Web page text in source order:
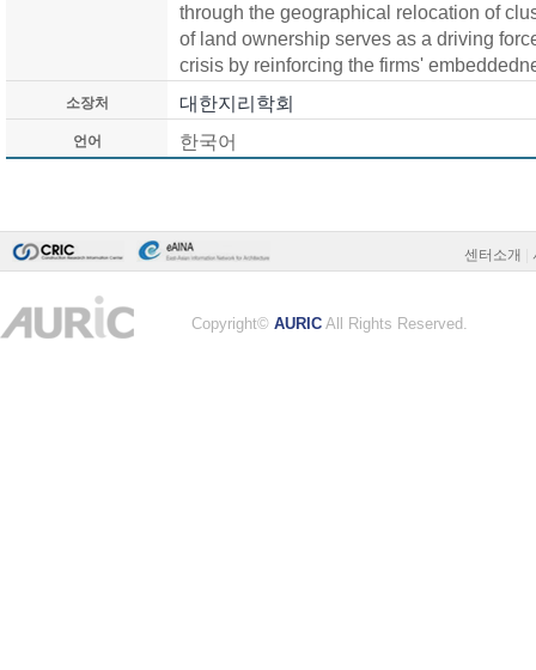
through the geographical relocation of
of land ownership serves as a driving
crisis by reinforcing the firms'
소장처 대한지리학회
언어 한국어
센터소개
Copyright© AURIC All Rights Reserved.